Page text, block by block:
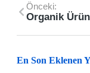
Önceki:
En Son Eklenen